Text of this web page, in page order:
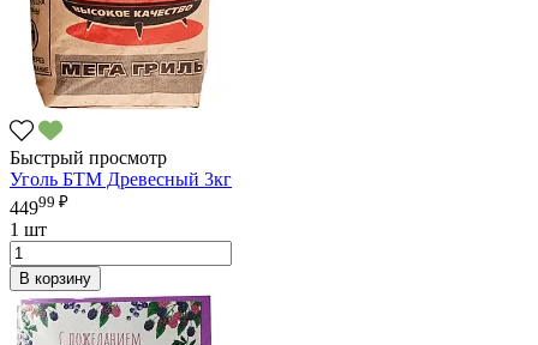
Быстрый просмотр
Уголь БТМ Древесный 3кг
44999 ₽
1 шт
В корзину